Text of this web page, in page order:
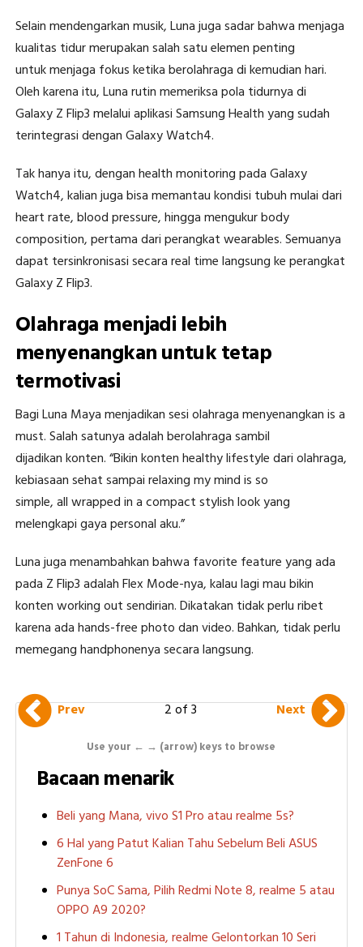
Selain mendengarkan musik, Luna juga sadar bahwa menjaga
kualitas tidur merupakan salah satu elemen penting
untuk menjaga fokus ketika berolahraga di kemudian hari.
Oleh karena itu, Luna rutin memeriksa pola tidurnya di
Galaxy Z Flip3 melalui aplikasi Samsung Health yang sudah
terintegrasi dengan Galaxy Watch4.
Tak hanya itu, dengan health monitoring pada Galaxy
Watch4, kalian juga bisa memantau kondisi tubuh mulai dari
heart rate, blood pressure, hingga mengukur body
composition, pertama dari perangkat wearables. Semuanya
dapat tersinkronisasi secara real time langsung ke perangkat
Galaxy Z Flip3.
Olahraga menjadi lebih
menyenangkan untuk tetap
termotivasi
Bagi Luna Maya menjadikan sesi olahraga menyenangkan is a
must. Salah satunya adalah berolahraga sambil
dijadikan konten. “Bikin konten healthy lifestyle dari olahraga,
kebiasaan sehat sampai relaxing my mind is so
simple, all wrapped in a compact stylish look yang
melengkapi gaya personal aku.”
Luna juga menambahkan bahwa favorite feature yang ada
pada Z Flip3 adalah Flex Mode-nya, kalau lagi mau bikin
konten working out sendirian. Dikatakan tidak perlu ribet
karena ada hands-free photo dan video. Bahkan, tidak perlu
memegang handphonenya secara langsung.
Prev 2 of 3 Next
Use your ← → (arrow) keys to browse
Bacaan menarik
Beli yang Mana, vivo S1 Pro atau realme 5s?
6 Hal yang Patut Kalian Tahu Sebelum Beli ASUS
ZenFone 6
Punya SoC Sama, Pilih Redmi Note 8, realme 5 atau
OPPO A9 2020?
1 Tahun di Indonesia, realme Gelontorkan 10 Seri